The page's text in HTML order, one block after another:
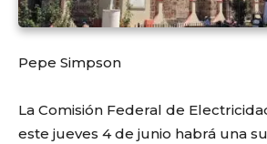
Pepe Simpson
La Comisión Federal de
este jueves 4 de junio habrá una